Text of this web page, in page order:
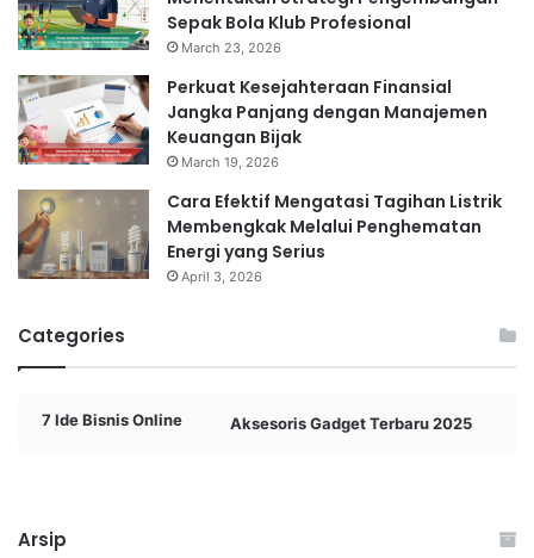
Sepak Bola Klub Profesional
March 23, 2026
Perkuat Kesejahteraan Finansial
Jangka Panjang dengan Manajemen
Keuangan Bijak
March 19, 2026
Cara Efektif Mengatasi Tagihan Listrik
Membengkak Melalui Penghematan
Energi yang Serius
April 3, 2026
Categories
7 Ide Bisnis Online Aksesoris Gadget Terbaru 2025
Arsip